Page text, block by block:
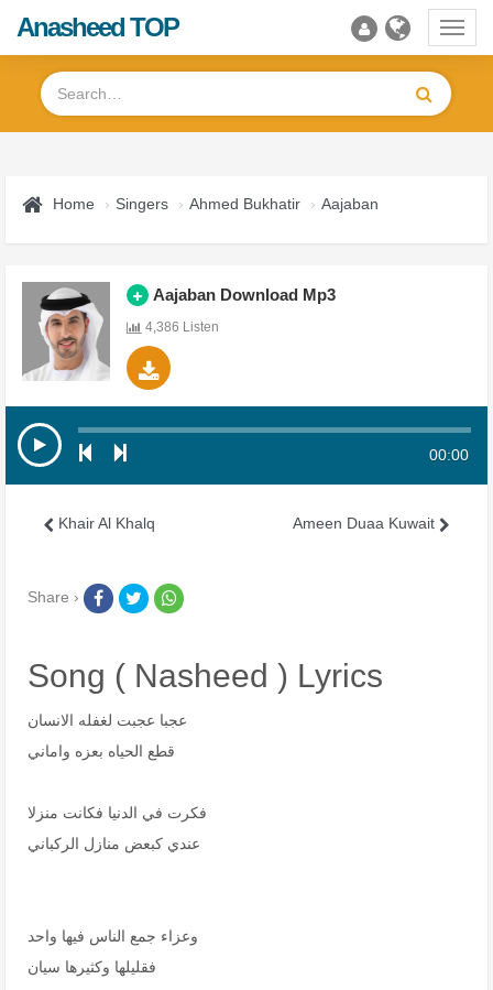
Anasheed TOP
Home Singers Ahmed Bukhatir Aajaban
Aajaban Download Mp3
4,386 Listen
00:00
Khair Al Khalq
Share ›
Song ( Nasheed ) Lyrics
عجبا عجبت لغفله الانسان
قطع الحياه بعزه واماني
فكرت في الدنيا فكانت منزلا
عندي كبعض منازل الركباني
وعزاء جمع الناس فيها واحد
فقليلها وكثيرها سيان